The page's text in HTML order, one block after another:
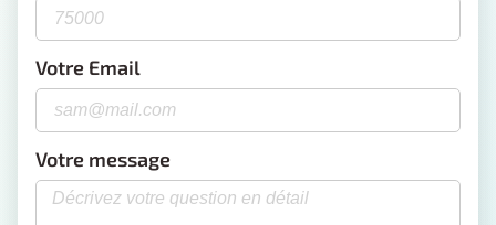
Votre Email
Votre message